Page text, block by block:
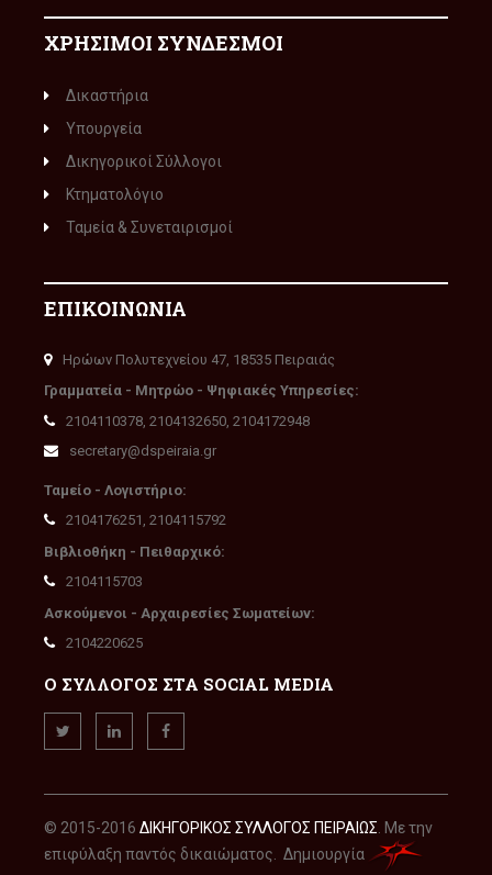
ΧΡΗΣΙΜΟΙ ΣΥΝΔΕΣΜΟΙ
Δικαστήρια
Υπουργεία
Δικηγορικοί Σύλλογοι
Κτηματολόγιο
Ταμεία & Συνεταιρισμοί
ΕΠΙΚΟΙΝΩΝΙΑ
Ηρώων Πολυτεχνείου 47, 18535 Πειραιάς
Γραμματεία - Μητρώο - Ψηφιακές Υπηρεσίες:
2104110378, 2104132650, 2104172948
secretary@dspeiraia.gr
Ταμείο - Λογιστήριο:
2104176251, 2104115792
Βιβλιοθήκη - Πειθαρχικό:
2104115703
Ασκούμενοι - Αρχαιρεσίες Σωματείων:
2104220625
Ο ΣΥΛΛΟΓΟΣ ΣΤΑ SOCIAL MEDIA
© 2015-2016 ΔΙΚΗΓΟΡΙΚΟΣ ΣΥΛΛΟΓΟΣ ΠΕΙΡΑΙΩΣ . Με την
επιφύλαξη παντός δικαιώματος. Δημιουργία